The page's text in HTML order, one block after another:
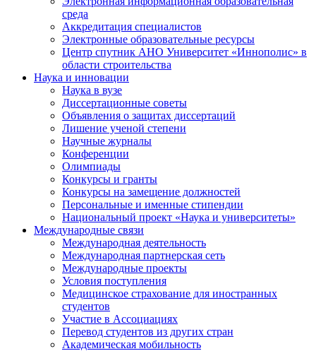
среда
Аккредитация специалистов
Электронные образовательные ресурсы
Центр спутник АНО Университет «Иннополис» в
области строительства
Наука и инновации
Наука в вузе
Диссертационные советы
Объявления о защитах диссертаций
Лишение ученой степени
Научные журналы
Конференции
Олимпиады
Конкурсы и гранты
Конкурсы на замещение должностей
Персональные и именные стипендии
Национальный проект «Наука и университеты»
Международные связи
Международная деятельность
Международная партнерская сеть
Международные проекты
Условия поступления
Медицинское страхование для иностранных
студентов
Участие в Ассоциациях
Перевод студентов из других стран
Академическая мобильность